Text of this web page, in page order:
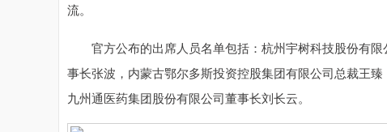
流。
官方公布的出席人员名单包括：杭州宇树科技股份有限
事长张波，内蒙古鄂尔多斯投资控股集团有限公司总裁王
九州通医药集团股份有限公司董事长刘长云。